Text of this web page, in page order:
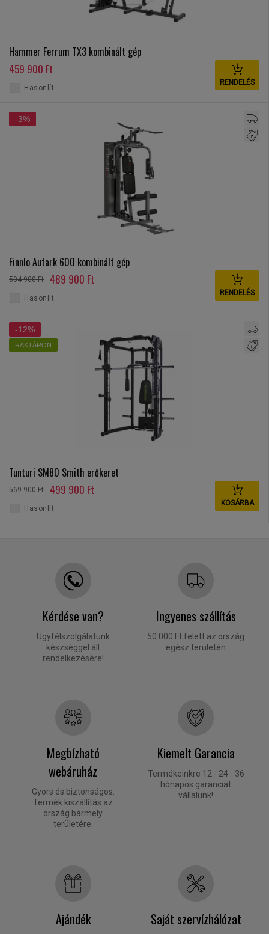
Hammer Ferrum TX3 kombinált gép
459 900 Ft
RENDELÉS
Hasonlít
-3%
Finnlo Autark 600 kombinált gép
504 900 Ft 489 900 Ft
RENDELÉS
Hasonlít
-12%
RAKTÁRON
Tunturi SM80 Smith erőkeret
569 900 Ft 499 900 Ft
KOSÁRBA
Hasonlít
Kérdése van?
Ügyfélszolgálatunk
készséggel áll
rendelkezésére!
Ingyenes szállítás
50.000 Ft felett az ország
egész területén
Megbízható
webáruház
Gyors és biztonságos.
Termék kiszállítás az
ország bármely
területére.
Kiemelt Garancia
Termékeinkre 12 - 24 - 36
hónapos garanciát
vállalunk!
Ajándék Saját szervízhálózat